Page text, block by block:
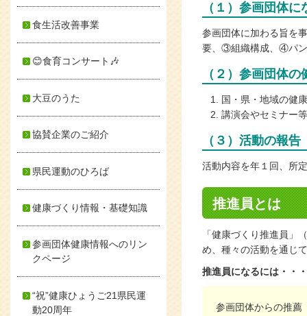
（１）参画団体
参画団体に加わる旨を
要、③組織構成、④パン
（２）参画団体
国・県・地域の健
講演会やセミナ
（３）活動の報告
活動内容を年１回、所
推進員とは
「健康づくり推進員」
め、種々の活動を通じ
推進員になるには・・・
参画団体からの
食生活改善事業
😊食育コンサート🎶
大豆のうた
協賛企業のご紹介
県民運動のひろば
健康づくり情報・基礎知識
参画団体健康情報へのリン
クページ
“祝”健康ひょうご21県民運
動20周年